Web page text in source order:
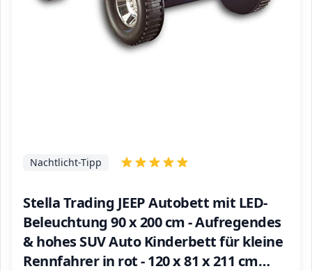
Stella Trading JEEP Autobett mit LED-
Beleuchtung 90 x 200 cm - Aufregendes
& hohes SUV Auto Kinderbett für kleine
Rennfahrer in rot - 120 x 81 x 211 cm
Nachtlicht-Tipp